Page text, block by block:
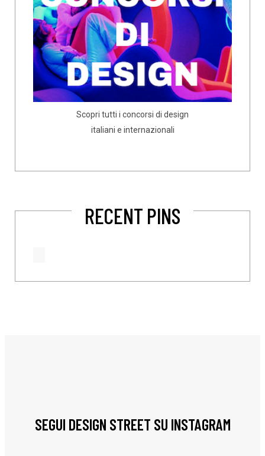
Scopri tutti i concorsi di design
italiani e internazionali
RECENT PINS
SEGUI DESIGN STREET SU INSTAGRAM